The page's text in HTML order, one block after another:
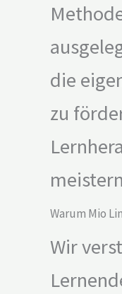
die
zu
Warum Mio
Wir